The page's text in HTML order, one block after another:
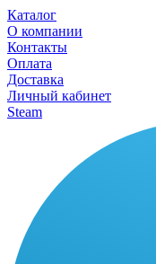
Каталог
О компании
Контакты
Оплата
Доставка
Личный кабинет
Steam